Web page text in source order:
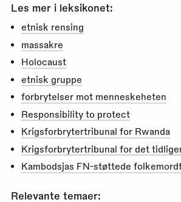
Les mer i leksikonet:
etnisk rensing
massakre
Holocaust
etnisk gruppe
forbrytelser mot menneskeheten
Responsibility to protect
Krigsforbrytertribunal for Rwanda
Krigsforbrytertribunal for det
Kambodsjas FN-støttede
Relevante temaer: